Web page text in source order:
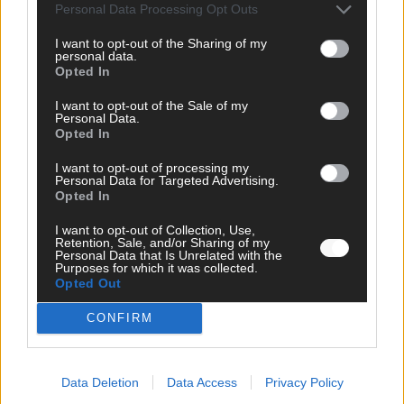
Personal Data Processing Opt Outs
I want to opt-out of the Sharing of my
personal data.
Opted In
I want to opt-out of the Sale of my
Personal Data.
Opted In
I want to opt-out of processing my
Personal Data for Targeted Advertising.
Opted In
I want to opt-out of Collection, Use,
Retention, Sale, and/or Sharing of my
Personal Data that Is Unrelated with the
Purposes for which it was collected.
Opted Out
CONFIRM
Data Deletion Data Access Privacy Policy
in Wien
Mai 2026
Finnland auf Platz 17, Deutschland auf Platz 2: ESC-Finale-
Startreihenfolge hat Konsequenzen
KOMMENTAR
ESC-Finale 2026: Finnland Favorit, Australien überrascht –
alle Acts und unsere Prognose
Mai 2026
„Douze Points“, Televoting, Jurys – die Geschichte der
ESC-Wertung als Spiegel des Wettbewerbs